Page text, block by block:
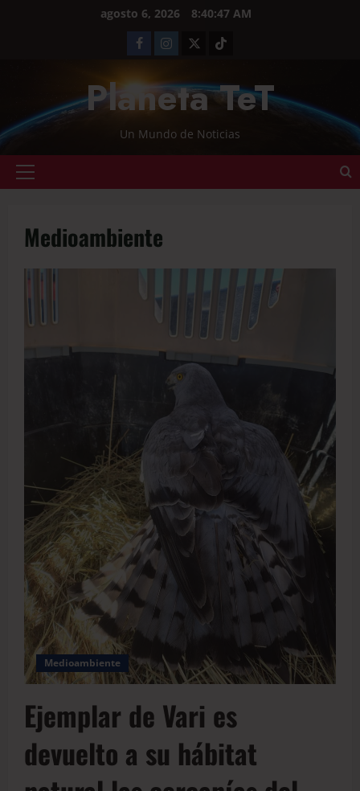
agosto 6, 2026 8:40:48 AM
Planeta TeT
Un Mundo de Noticias
Medioambiente
Medioambiente
Ejemplar de Vari es
devuelto a su hábitat